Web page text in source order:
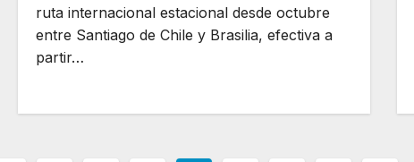
ruta internacional estacional desde octubre
entre Santiago de Chile y Brasilia, efectiva a
partir…